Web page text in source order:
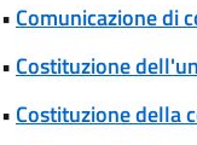
• Comunicazione di
• Costituzione
• Costituzione della